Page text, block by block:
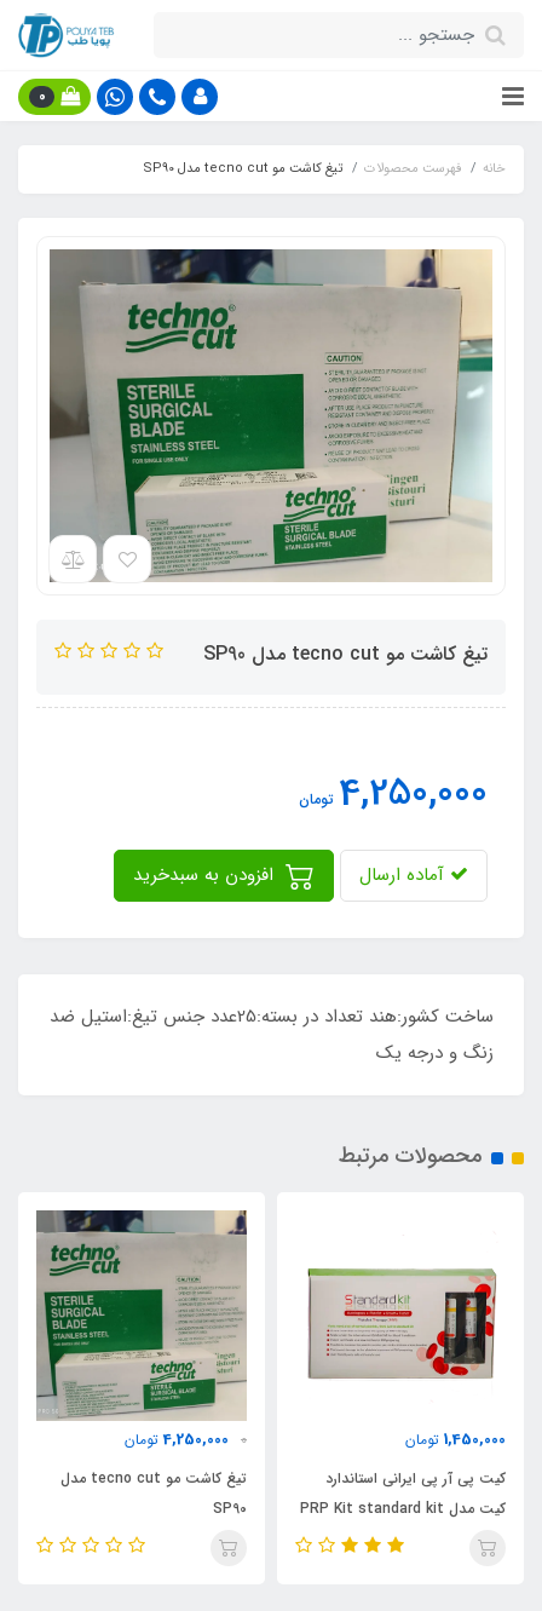
0
خانه فهرست محصولات تیغ کاشت مو tecno cut مدل SP90
تیغ کاشت مو tecno cut مدل SP90
4,250,000 تومان
آماده ارسال
ساخت کشور:هند تعداد در بسته:25عدد جنس تیغ:استیل ضد
زنگ و درجه یک
محصولات مرتبط
1,450,000 تومان
کیت پی آر پی ایرانی استاندارد
کیت مدل PRP Kit standard kit
LPRP 4
0
4,250,000 تومان
تیغ کاشت مو tecno cut مدل
SP90